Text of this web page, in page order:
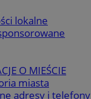
lokalne
O MIEŚCIE
miasta
adresy i telefony